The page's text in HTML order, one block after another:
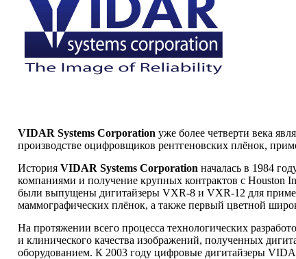
VIDAR Systems Corporation уже более четверти века
производстве оцифровщиков рентгеновских плёнок,
История VIDAR Systems Corporation началась в 1984
компаниями и получение крупных контрактов с Houston
были выпущены дигитайзеры VXR-8 и VXR-12 для
маммографических плёнок, а также первый цветной
На протяжении всего процесса технологических
и клинического качества изображений, полученных
оборудованием. К 2003 году цифровые дигитайзеры